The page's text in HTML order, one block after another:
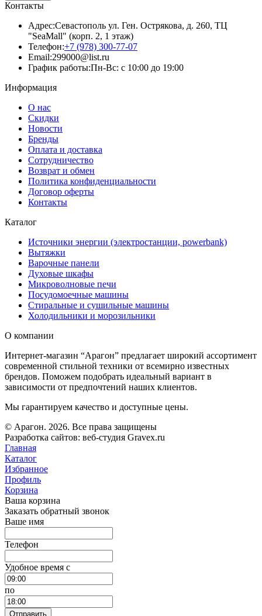
Контакты
Адрес:Севастополь ул. Ген. Острякова, д. 260, ТЦ
"SeaMall" (корп. 2, 1 этаж)
Телефон:+7 (978) 300-77-07
Email:299000@list.ru
График работы:Пн-Вс: с 10:00 до 19:00
Информация
О нас
Скидки
Новости
Бренды
Оплата и доставка
Сотрудничество
Возврат и обмен
Политика конфиденциальности
Договор оферты
Контакты
Каталог
Источники энергии (электростанции, powerbank)
Вытяжки
Варочные панели
Духовые шкафы
Микроволновые печи
Посудомоечные машины
Стиральные и сушильные машины
Холодильники и морозильники
О компании
Интернет-магазин “Арагон” предлагает широкий ассортимент
современной стильной техники от всемирно известных
брендов. Поможем подобрать идеальный вариант в
зависимости от предпочтений наших клиентов.
Мы гарантируем качество и доступные цены.
© Арагон. 2026. Все права защищены
Разработка сайтов: веб-студия Gravex.ru
Главная
Каталог
Избранное
Профиль
Корзина
Ваша корзина
Заказать обратный звонок
Ваше имя
Телефон
Удобное время c
по
Отправить